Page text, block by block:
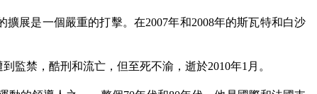
擴展是一個嚴重的打擊。在2007年和2008年的斯瓦特和白沙
監禁，酷刑和流亡，但至死不渝，逝於2010年1 月。